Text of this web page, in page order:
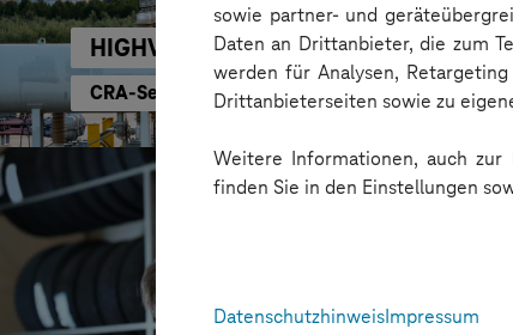
sowie partner- und
Daten an Drittanbieter, die zum
werden für Analysen,
Drittanbieterseiten sowie zu
Weitere Informationen, auch
finden Sie in den Einstellungen
DatenschutzhinweisImpressum
HIGHVOLT Prüftechnik Dresden GmbH
CRA-Security für digitale Produkte